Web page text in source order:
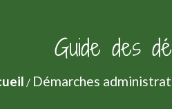
Guide des
/ Démarches